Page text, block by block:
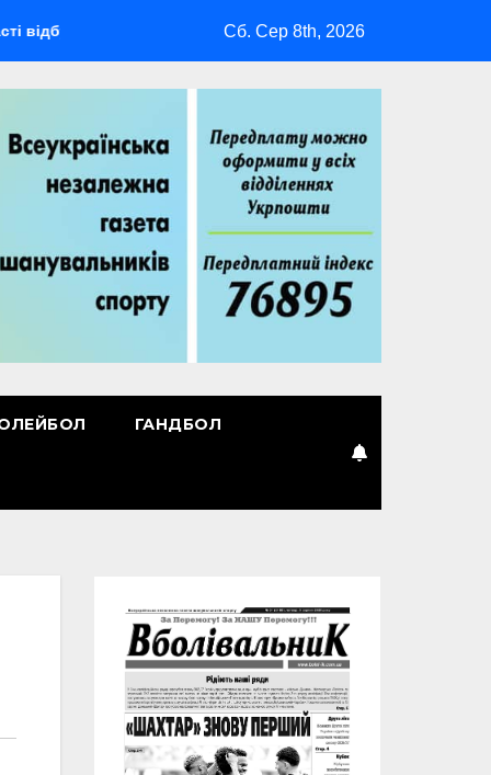
мультиспортивний табір ГАРТ 2026 – як долучитися
Сб. Сер 8th, 2026
ГАНДБОЛ